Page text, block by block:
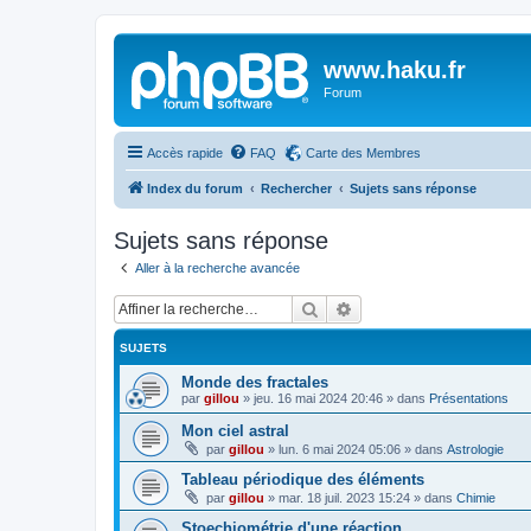
www.haku.fr
Forum
Accès rapide FAQ Carte des Membres
Index du forum Rechercher Sujets sans réponse
Sujets sans réponse
Aller à la recherche avancée
Rechercher
SUJETS
Monde des fractales
par gillou » jeu. 16 mai 2024 20:46 » dans Présentations
Mon ciel astral
par gillou » lun. 6 mai 2024 05:06 » dans Astrologie
Tableau périodique des éléments
par gillou » mar. 18 juil. 2023 15:24 » dans Chimie